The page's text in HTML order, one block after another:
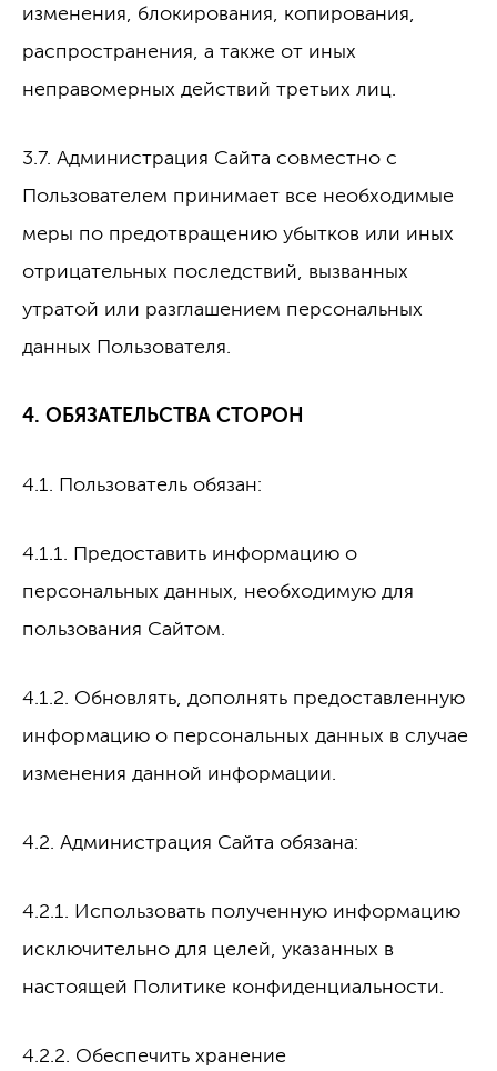
изменения, блокирования, копирования,
распространения, а также от иных
неправомерных действий третьих лиц.
3.7. Администрация Сайта совместно с
Пользователем принимает все необходимые
меры по предотвращению убытков или иных
отрицательных последствий, вызванных
утратой или разглашением персональных
данных Пользователя.
4. ОБЯЗАТЕЛЬСТВА СТОРОН
4.1. Пользователь обязан:
4.1.1. Предоставить информацию о
персональных данных, необходимую для
пользования Сайтом.
4.1.2. Обновлять, дополнять предоставленную
информацию о персональных данных в случае
изменения данной информации.
4.2. Администрация Сайта обязана:
4.2.1. Использовать полученную информацию
исключительно для целей, указанных в
настоящей Политике конфиденциальности.
4.2.2. Обеспечить хранение